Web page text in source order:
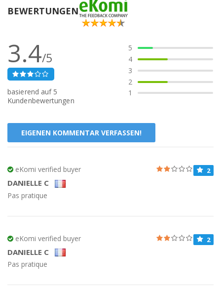
BEWERTUNGEN
3.4/5
basierend auf 5
Kundenbewertungen
5
4
3
2
1
EIGENEN KOMMENTAR VERFASSEN!
eKomi verified buyer
DANIELLE C
2
Pas pratique
eKomi verified buyer
DANIELLE C
2
Pas pratique